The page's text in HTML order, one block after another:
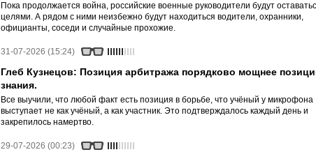
Пока продолжается война, российские военные руководители будут
целями. А рядом с ними неизбежно будут находиться водители, охранники,
официанты, соседи и случайные прохожие.
31-07-2026 (15:24)
Глеб Кузнецов: Позиция арбитража порядково мощнее
знания.
Все выучили, что любой факт есть позиция в борьбе, что учёный у микрофона
выступает не как учёный, а как участник. Это подтверждалось каждый день и
закрепилось намертво.
29-07-2026 (00:23)